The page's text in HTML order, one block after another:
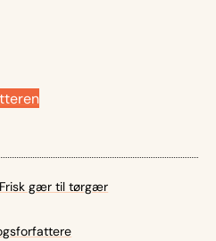
gær til tørgær